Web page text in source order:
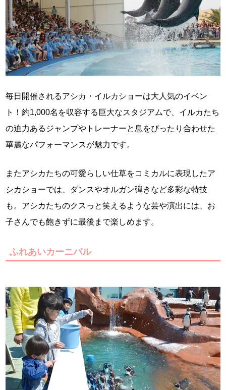
毎日開催されるアシカ・イルカショーは大人気のイベン
ト！約1,000名を収容する巨大なスタジアムで、イルカたち
の迫力あるジャンプやトレーナーと息をぴったり合わせた
華麗なパフォーマンスが魅力です。
またアシカたちの可愛らしい仕草をコミカルに表現したア
シカショーでは、ダンスやオルガン弾きなど多彩な特技
も。アシカたちのクスっと笑えるような芸や演出には、お
子さんでも飽きずに最後まで楽しめます。
ふれあいカーニバル